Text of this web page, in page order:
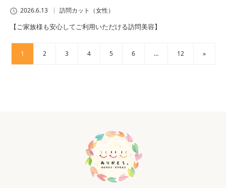
2026.6.13 訪問カット（女性）
【ご家族様も安心してご利用いただける訪問美容】
1 2 3 4 5 6 … 12 »